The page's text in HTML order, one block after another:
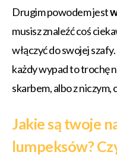
Drugim powodem jest
musisz znaleźć coś
włączyć do swojej
każdy wypad to trochę
skarbem, albo z niczym,
Jakie są twoje
lumpeksów?